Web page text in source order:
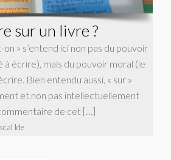
sur un livre ?
» s’entend ici non pas du pouvoir
à écrire), mais du pouvoir moral (le
Bien entendu aussi, « sur »
et non pas intellectuellement
de cet […]
Ide